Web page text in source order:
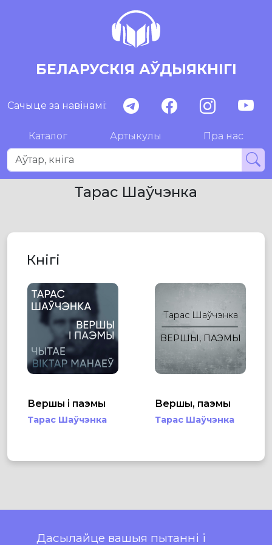
БЕЛАРУСКІЯ АЎДЫЯКНІГІ
Сачыце за навінамі:
Каталог Артыкулы Пра нас
Тарас Шаўчэнка
Кнігі
Вершы і паэмы
Тарас Шаўчэнка
Тарас Шаўчэнка
ВЕРШЫ, ПАЭМЫ
Вершы, паэмы
Тарас Шаўчэнка
Дасылайце вашыя пытанні і